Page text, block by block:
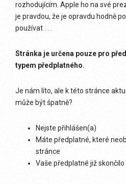
rozhodujícím. Apple ho na své
je pravdou, že je opravdu hodně
používat . . .
Stránka je určena pouze pro
typem předplatného.
Je nám líto, ale k této stránce
může být špatně?
Nejste přihlášen(a)
Máte předplatné, které
stránce
Vaše předplatné již skončilo